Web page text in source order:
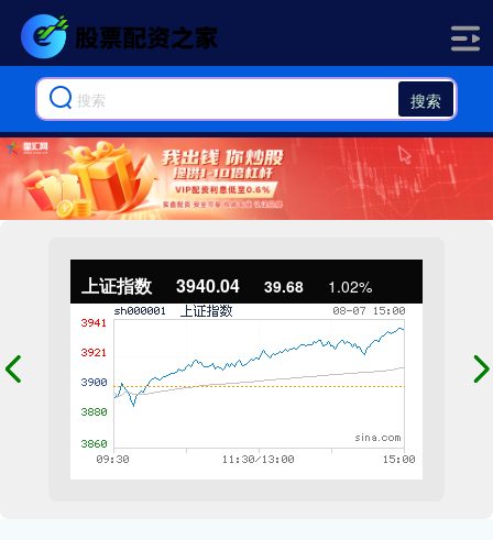
搜索
上证指数 3940.04 39.68 1.02%